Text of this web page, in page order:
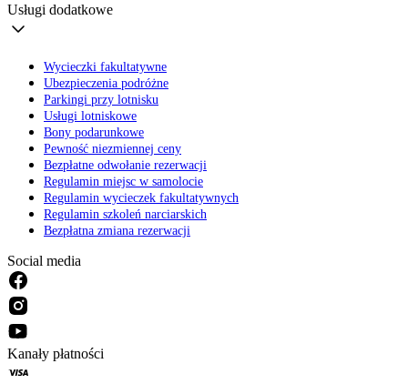
Usługi dodatkowe
Wycieczki fakultatywne
Ubezpieczenia podróżne
Parkingi przy lotnisku
Usługi lotniskowe
Bony podarunkowe
Pewność niezmiennej ceny
Bezpłatne odwołanie rezerwacji
Regulamin miejsc w samolocie
Regulamin wycieczek fakultatywnych
Regulamin szkoleń narciarskich
Bezpłatna zmiana rezerwacji
Social media
Kanały płatności